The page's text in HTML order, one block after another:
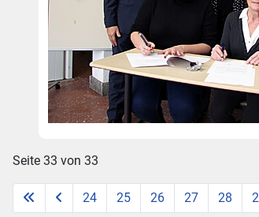
Seite 33 von 33
24 25 26 27 28